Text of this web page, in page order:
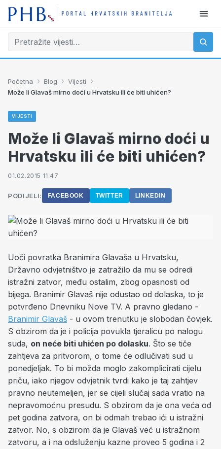
Početna › Blog › Vijesti ›
Može li Glavaš mirno doći u Hrvatsku ili će biti uhićen?
VIJESTI
Može li Glavaš mirno doći u
Hrvatsku ili će biti uhićen?
01.02.2015 11:47
PODIJELI: FACEBOOK TWITTER LINKEDIN
Uoči povratka Branimira Glavaša u Hrvatsku,
Državno odvjetništvo je zatražilo da mu se odredi
istražni zatvor, među ostalim, zbog opasnosti od
bijega. Branimir Glavaš nije odustao od dolaska, to je
potvrđeno Dnevniku Nove TV. A pravno gledano -
Branimir Glavaš - u ovom trenutku je slobodan čovjek.
S obzirom da je i policija povukla tjeralicu po nalogu
suda, on neće biti uhićen po dolasku. Što se tiče
zahtjeva za pritvorom, o tome će odlučivati sud u
ponedjeljak. To bi možda moglo zakomplicirati cijelu
priču, iako njegov odvjetnik tvrdi kako je taj zahtjev
pravno neutemeljen, jer se cijeli slučaj sada vratio na
nepravomoćnu presudu. S obzirom da je ona veća od
pet godina zatvora, on bi odmah trebao ići u istražni
zatvor. No, s obzirom da je Glavaš već u istražnom
zatvoru, a i na odsluženju kazne proveo 5 godina i 2